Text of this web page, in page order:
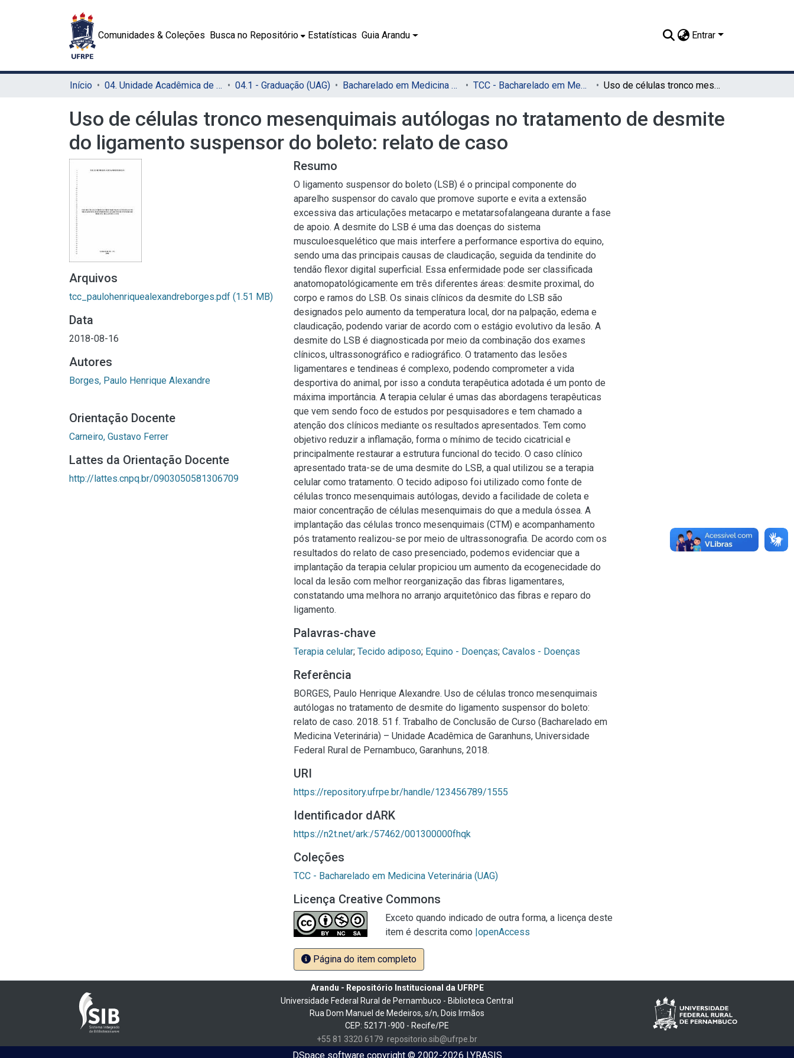
Comunidades & Coleções Busca no Repositório Estatísticas Guia Arandu Entrar
Início 04. Unidade Acadêmica de Garanhuns (UAG) 04.1 - Graduação (UAG) Bacharelado em Medicina Veterinária (UAG) TCC - Bacharelado em Medicina Veterinária (UAG) Uso de células tronco mesenquimais autólogas no tratamento de desmite do ligamento suspensor do boleto: relato de caso
Uso de células tronco mesenquimais autólogas no tratamento de desmite
do ligamento suspensor do boleto: relato de caso
Arquivos
tcc_paulohenriquealexandreborges.pdf (1.51 MB)
Data
2018-08-16
Autores
Borges, Paulo Henrique Alexandre
Orientação Docente
Carneiro, Gustavo Ferrer
Lattes da Orientação Docente
http://lattes.cnpq.br/0903050581306709
Resumo
O ligamento suspensor do boleto (LSB) é o principal componente do
aparelho suspensor do cavalo que promove suporte e evita a extensão
excessiva das articulações metacarpo e metatarsofalangeana durante a fase
de apoio. A desmite do LSB é uma das doenças do sistema
musculoesquelético que mais interfere a performance esportiva do equino,
sendo uma das principais causas de claudicação, seguida da tendinite do
tendão flexor digital superficial. Essa enfermidade pode ser classificada
anatomopatológicamente em três diferentes áreas: desmite proximal, do
corpo e ramos do LSB. Os sinais clínicos da desmite do LSB são
designados pelo aumento da temperatura local, dor na palpação, edema e
claudicação, podendo variar de acordo com o estágio evolutivo da lesão. A
desmite do LSB é diagnosticada por meio da combinação dos exames
clínicos, ultrassonográfico e radiográfico. O tratamento das lesões
ligamentares e tendineas é complexo, podendo comprometer a vida
desportiva do animal, por isso a conduta terapêutica adotada é um ponto de
máxima importância. A terapia celular é umas das abordagens terapêuticas
que vem sendo foco de estudos por pesquisadores e tem chamado a
atenção dos clínicos mediante os resultados apresentados. Tem como
objetivo reduzir a inflamação, forma o mínimo de tecido cicatricial e
principalmente restaurar a estrutura funcional do tecido. O caso clínico
apresentado trata-se de uma desmite do LSB, a qual utilizou se a terapia
celular como tratamento. O tecido adiposo foi utilizado como fonte de
células tronco mesenquimais autólogas, devido a facilidade de coleta e
maior concentração de células mesenquimais do que a medula óssea. A
implantação das células tronco mesenquimais (CTM) e acompanhamento
pós tratamento realizou-se por meio de ultrassonografia. De acordo com os
resultados do relato de caso presenciado, podemos evidenciar que a
implantação da terapia celular propiciou um aumento da ecogenecidade do
local da lesão com melhor reorganização das fibras ligamentares,
constatando uma melhora no arranjo arquitetônico das fibras e reparo do
ligamento.
Palavras-chave
Terapia celular; Tecido adiposo; Equino - Doenças; Cavalos - Doenças
Referência
BORGES, Paulo Henrique Alexandre. Uso de células tronco mesenquimais
autólogas no tratamento de desmite do ligamento suspensor do boleto:
relato de caso. 2018. 51 f. Trabalho de Conclusão de Curso (Bacharelado em
Medicina Veterinária) – Unidade Acadêmica de Garanhuns, Universidade
Federal Rural de Pernambuco, Garanhuns, 2018.
URI
https://repository.ufrpe.br/handle/123456789/1555
Identificador dARK
https://n2t.net/ark:/57462/001300000fhqk
Coleções
TCC - Bacharelado em Medicina Veterinária (UAG)
Licença Creative Commons
Exceto quando indicado de outra forma, a licença deste
item é descrita como |openAccess
Página do item completo
Arandu - Repositório Institucional da UFRPE
Universidade Federal Rural de Pernambuco - Biblioteca Central
Rua Dom Manuel de Medeiros, s/n, Dois Irmãos
CEP: 52171-900 - Recife/PE
+55 81 3320 6179 repositorio.sib@ufrpe.br
DSpace softwarecopyright © 2002-2026 LYRASIS